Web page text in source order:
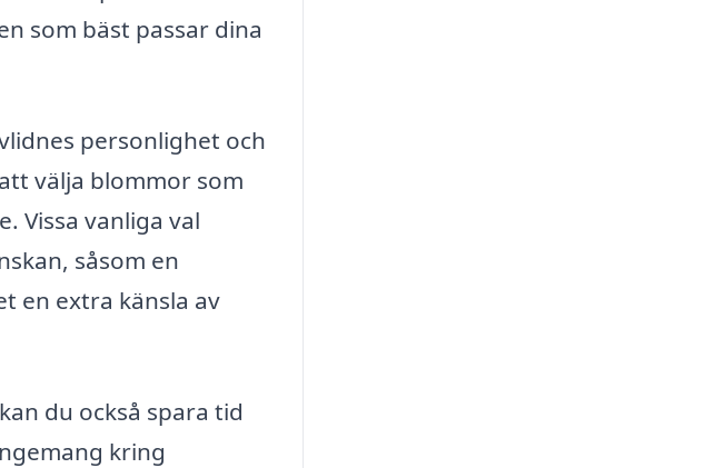
som bäst passar dina
personlighet och
välja blommor som
Vissa vanliga val
såsom en
en extra känsla av
du också spara tid
kring